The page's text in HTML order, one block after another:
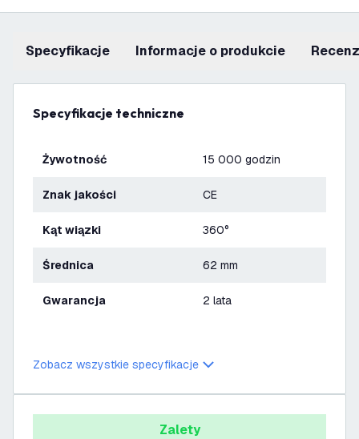
Specyfikacje informacje o produkcie
Specyfikacje techniczne
Żywotność 15 000 godzin
Znak jakości CE
Kąt wiązki 360°
Średnica 62 mm
Gwarancja 2 lata
Zobacz wszystkie specyfikacje
Zalety